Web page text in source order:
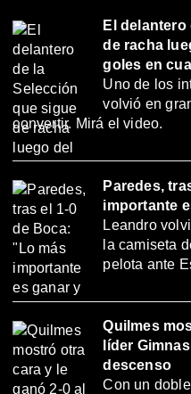
El
de racha
goles en
Uno de los
volvió en
convertir. Mirá el video.
Paredes,
importante
Leandro
la camiseta
pelota ante
Quilmes
líder
descenso
Con un